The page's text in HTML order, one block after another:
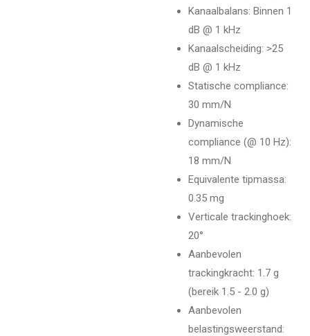
Kanaalbalans: Binnen 1
dB @ 1 kHz
Kanaalscheiding: >25
dB @ 1 kHz
Statische compliance:
30 mm/N
Dynamische
compliance (@ 10 Hz):
18 mm/N
Equivalente tipmassa:
0.35 mg
Verticale trackinghoek:
20°
Aanbevolen
trackingkracht: 1.7 g
(bereik 1.5 - 2.0 g)
Aanbevolen
belastingsweerstand: